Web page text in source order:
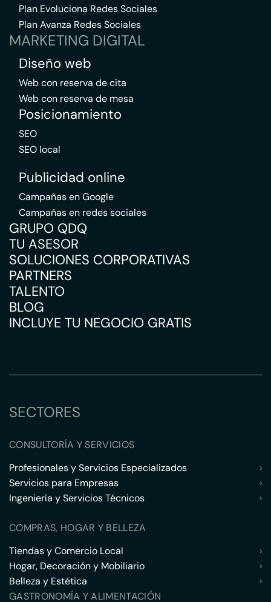
Plan Evoluciona Redes Sociales
Plan Avanza Redes Sociales
MARKETING DIGITAL
Diseño web
Web con reserva de cita
Web con reserva de mesa
Posicionamiento
SEO
SEO local
Publicidad online
Campañas en Google
Campañas en redes sociales
GRUPO QDQ
TU ASESOR
SOLUCIONES CORPORATIVAS
PARTNERS
TALENTO
BLOG
INCLUYE TU NEGOCIO GRATIS
SECTORES
CONSULTORÍA Y SERVICIOS
Profesionales y Servicios Especializados
›
Servicios para Empresas
›
Ingeniería y Servicios Técnicos
›
COMPRAS, HOGAR Y BELLEZA
Tiendas y Comercio Local
›
Hogar, Decoración y Mobiliario
›
Belleza y Estética
›
GASTRONOMÍA Y ALIMENTACIÓN